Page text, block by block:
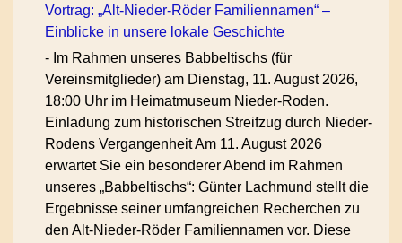
Vortrag: „Alt-Nieder-Röder Familiennamen“ –
Einblicke in unsere lokale Geschichte
- Im Rahmen unseres Babbeltischs (für
Vereinsmitglieder) am Dienstag, 11. August 2026,
18:00 Uhr im Heimatmuseum Nieder-Roden.
Einladung zum historischen Streifzug durch Nieder-
Rodens Vergangenheit Am 11. August 2026
erwartet Sie ein besonderer Abend im Rahmen
unseres „Babbeltischs“: Günter Lachmund stellt die
Ergebnisse seiner umfangreichen Recherchen zu
den Alt-Nieder-Röder Familiennamen vor. Diese